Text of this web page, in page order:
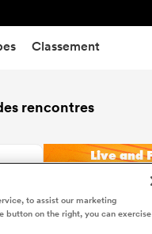
Classement
rencontres
to assist our marketing
on the right, you can exercise